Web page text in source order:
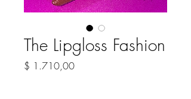
The Lipgloss Fashion
$ 1.710,00Precio